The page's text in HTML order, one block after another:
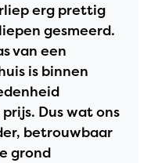
erg prettig
gesmeerd.
van een
is binnen
Dus wat ons
betrouwbaar
grond